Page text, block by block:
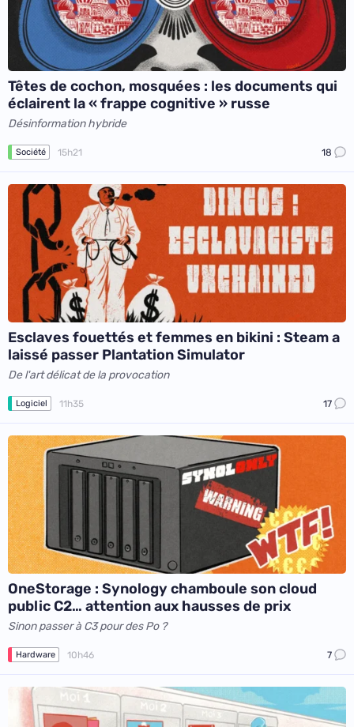
Têtes de cochon, mosquées : les documents qui
éclairent la « frappe cognitive » russe
Désinformation hybride
Société 15h21 18
Esclaves fouettés et femmes en bikini : Steam a
laissé passer Plantation Simulator
De l'art délicat de la provocation
Logiciel 11h35 17
OneStorage : Synology chamboule son cloud
public C2… attention aux hausses de prix
Sinon passer à C3 pour des Po ?
Hardware 10h46 7